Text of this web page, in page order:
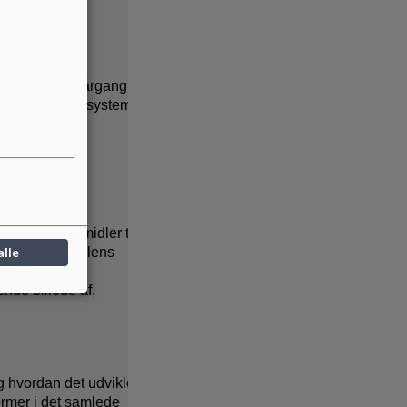
til 3. årgang
til
fra skolens
midler til
billede af,
det udvikler
i det samlede